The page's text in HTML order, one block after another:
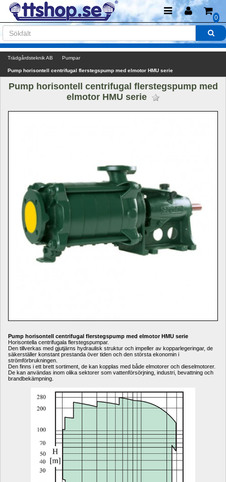
0
Trädgårdsteknik AB Pumpar
Pump horisontell centrifugal flerstegspump med elmotor HMU serie
Pump horisontell centrifugal flerstegspump med
elmotor HMU serie
Pump horisontell centrifugal flerstegspump med elmotor HMU serie
Horisontella centrifugala flerstegspumpar.
Den tillverkas med gjutjärns hydraulisk struktur och impeller av kopparlegeringar, de
säkerställer konstant prestanda över tiden och den största ekonomin i
strömförbrukningen.
Den finns i ett brett sortiment, de kan kopplas med både elmotorer och dieselmotorer.
De kan användas inom olika sektorer som vattenförsörjning, industri, bevattning och
brandbekämpning.